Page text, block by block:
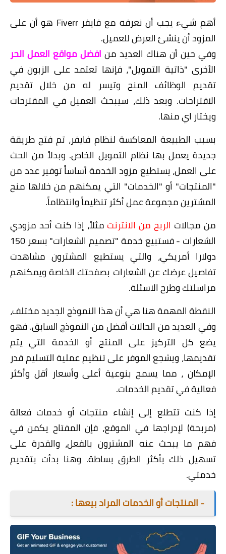
أهم شيء يجب أن نعرفه مع فايفر Fiverr هو أن على
المزود أن ينشئ العرض للعميل.
وفي حين أن هناك العديد من افضل مواقع العمل الحر
الأخرى "ذاتية التمويل"، فإنها تعتمد على الزبون في
تقديم الوظائف المنح وتيسر له من خلال تقديم
الاقتراحات. وبعد ذلك، سيبحث العميل في المقترحات
ويختار اي منها.
بسبب الطبيعة المعاكسة لنظام فايفر، تم فتح طريقة
جديدة يعمل بها نظام التمويل الخاص. وبدلاً من الحث
على العمل، يستطيع مزود الخدمة أساساً توفير عدد من
"المنتجات" أو "الخدمات" التي يمكنهم من خلالها منح
المشترين مجموعة عمل أكثر تنظيماً وانتظاماً.
من مجالات الربح من الانترنت مثلاً، إذا كنت أحد مزودي
الشعارات - فستبيع خدمة "تصميم الشعارات" بسعر 150
دولارا أمريكي، والتي يستطيع المشترون مشاهدت
تفاصيل عرضك عن الشعارات بصفحتك الخاصة ويمكنهم
مراسلتك وطرح الاسئلة.
النقطة المهمة هنا هي أن هذا النموذج الجديد مختلف،
وفي العديد من الحالات أفضل من النموذج السابق. فهو
يضع كل التركيز على المنتج أو الخدمة التي يتم
تقديمها، ويشجع الموفر على تنظيم عملية التسليم قدر
الإمكان ، مما يسمح بنوعية أعلى وأسعار أقل وأكثر
فعالية في تقديم الخدمات.
إذا كنت تتطلع إلى إنشاء منتجات أو خدمات فعالة
(مربحة) لإدراجها في الموقع، فإن المفتاح يكمن في
فهم ما يبحث عنه المشترون بالفعل، والقدرة على
تسهيل ذلك بأكثر الطرق بساطة. وهنا بدأت بتقديم
خدمتي.
- المنتجات أو الخدمات المراد بيعها :